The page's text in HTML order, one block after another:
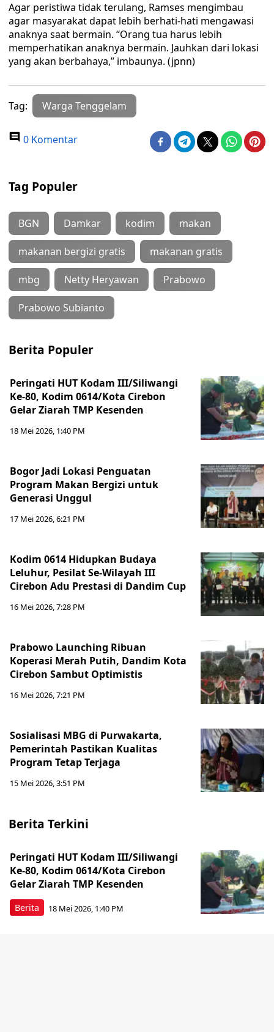
Agar peristiwa tidak terulang, Ramses mengimbau
agar masyarakat dapat lebih berhati-hati mengawasi
anaknya saat bermain. “Orang tua harus lebih
memperhatikan anaknya bermain. Jauhkan dari lokasi
yang akan berbahaya,” imbaunya. (jpnn)
Tag: Warga Tenggelam
0 Komentar
Tag Populer
BGN Damkar kodim makan
makanan bergizi gratis makanan gratis
mbg Netty Heryawan Prabowo
Prabowo Subianto
Berita Populer
Peringati HUT Kodam III/Siliwangi
Ke-80, Kodim 0614/Kota Cirebon
Gelar Ziarah TMP Kesenden
18 Mei 2026, 1:40 PM
Bogor Jadi Lokasi Penguatan
Program Makan Bergizi untuk
Generasi Unggul
17 Mei 2026, 6:21 PM
Kodim 0614 Hidupkan Budaya
Leluhur, Pesilat Se-Wilayah III
Cirebon Adu Prestasi di Dandim Cup
16 Mei 2026, 7:28 PM
Prabowo Launching Ribuan
Koperasi Merah Putih, Dandim Kota
Cirebon Sambut Optimistis
16 Mei 2026, 7:21 PM
Sosialisasi MBG di Purwakarta,
Pemerintah Pastikan Kualitas
Program Tetap Terjaga
15 Mei 2026, 3:51 PM
Berita Terkini
Berita
Peringati HUT Kodam III/Siliwangi
Ke-80, Kodim 0614/Kota Cirebon
Gelar Ziarah TMP Kesenden
18 Mei 2026, 1:40 PM